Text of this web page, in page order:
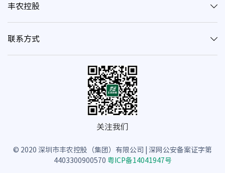
丰农控股
联系方式
关注我们
© 2020 深圳市丰农控股（集团）有限公司 | 深网公安备案证字第
4403300900570 粤ICP备14041947号